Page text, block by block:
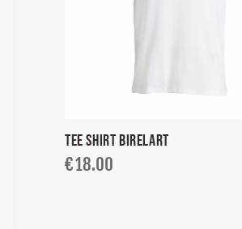
TEE SHIRT BIRELART
€18.00